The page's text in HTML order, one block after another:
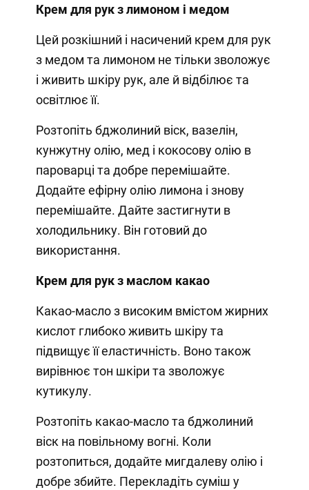
Крем для рук з лимоном і медом
Цей розкішний і насичений крем для рук
з медом та лимоном не тільки зволожує
і живить шкіру рук, але й відбілює та
освітлює її.
Розтопіть бджолиний віск, вазелін,
кунжутну олію, мед і кокосову олію в
пароварці та добре перемішайте.
Додайте ефірну олію лимона і знову
перемішайте. Дайте застигнути в
холодильнику. Він готовий до
використання.
Крем для рук з маслом какао
Какао-масло з високим вмістом жирних
кислот глибоко живить шкіру та
підвищує її еластичність. Воно також
вирівнює тон шкіри та зволожує
кутикулу.
Розтопіть какао-масло та бджолиний
віск на повільному вогні. Коли
розтопиться, додайте мигдалеву олію і
добре збийте. Перекладіть суміш у